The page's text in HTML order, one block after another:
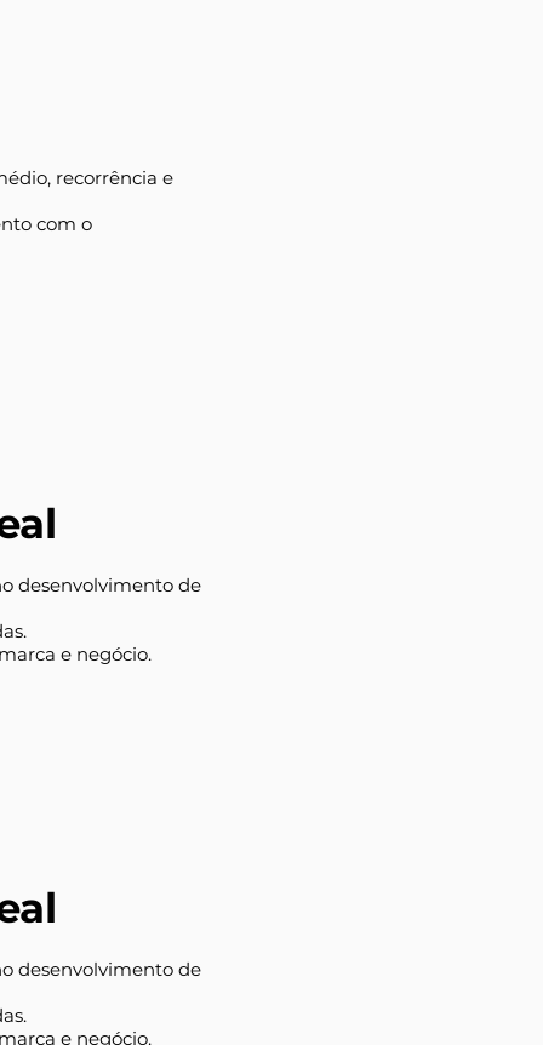
recorrência e
com o
desenvolvimento de
e negócio.
desenvolvimento de
e negócio.